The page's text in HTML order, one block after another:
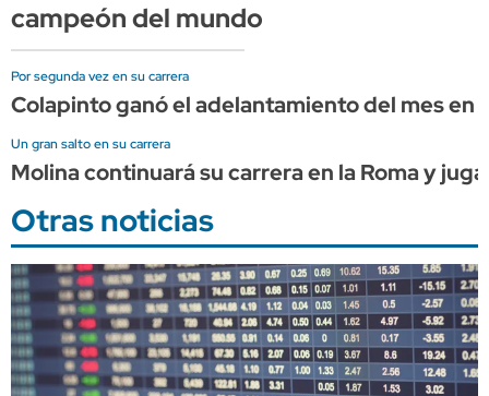
campeón del mundo
Por segunda vez en su carrera
Colapinto ganó el adelantamiento del mes en
Un gran salto en su carrera
Molina continuará su carrera en la Roma y
Otras noticias